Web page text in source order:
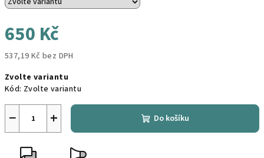
650 Kč
537,19 Kč bez DPH
cena:
Zvolte variantu
Kód: Zvolte variantu
+
− Do košíku